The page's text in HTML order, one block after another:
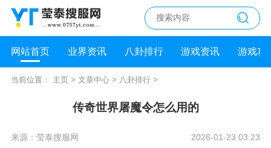
网站首页 业界资讯 八卦排行 游戏资讯 游戏攻
当前位置： 主页> 文章中心> 八卦排行>
传奇世界屠魔令怎么用的
来源：莹泰搜服网 2026-01-23 03:23